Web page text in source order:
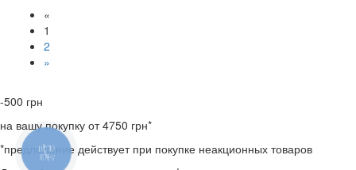
«
1
2
»
-500 грн
на вашу покупку от 4750 грн*
*предложение действует при покупке неакционных товаров
КНОПКА
ЗВ'ЯЗКУ